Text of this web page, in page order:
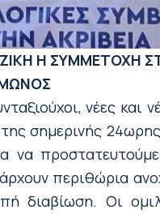
Η ΣΥΜΜΕΤΟΧΗ
νέες και
σημερινής
να
περιθώρια
διαβίωση. Οι